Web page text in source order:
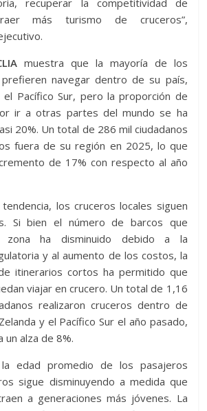
recuperar la competitividad de
más turismo de cruceros”,
muestra que la mayoría de los
prefieren navegar dentro de su país,
el Pacífico Sur, pero la proporción de
ir a otras partes del mundo se ha
20%. Un total de 286 mil ciudadanos
fuera de su región en 2025, lo que
de 17% con respecto al año
los cruceros locales siguen
Si bien el número de barcos que
zona ha disminuido debido a la
y al aumento de los costos, la
itinerarios cortos ha permitido que
viajar en crucero. Un total de 1,16
realizaron cruceros dentro de
y el Pacífico Sur el año pasado,
alza de 8%.
edad promedio de los pasajeros
sigue disminuyendo a medida que
a generaciones más jóvenes. La